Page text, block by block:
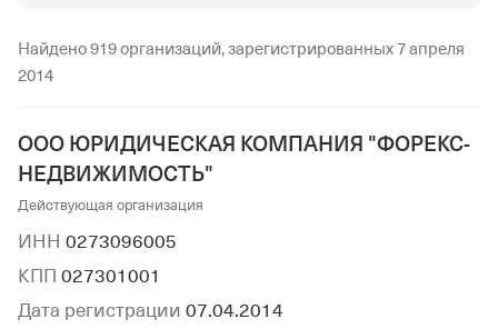
Найдено 919 организаций, зарегистрированных 7 апреля
2014
ООО ЮРИДИЧЕСКАЯ КОМПАНИЯ "ФОРЕКС-
НЕДВИЖИМОСТЬ"
Действующая организация
ИНН 0273096005
КПП 027301001
Дата регистрации 07.04.2014